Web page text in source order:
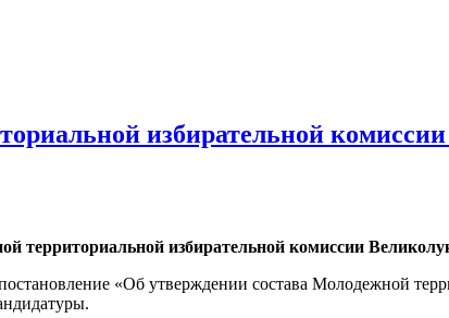
избирательной
территориальной избирательной комиссии
«Об утверждении состава Молодежной